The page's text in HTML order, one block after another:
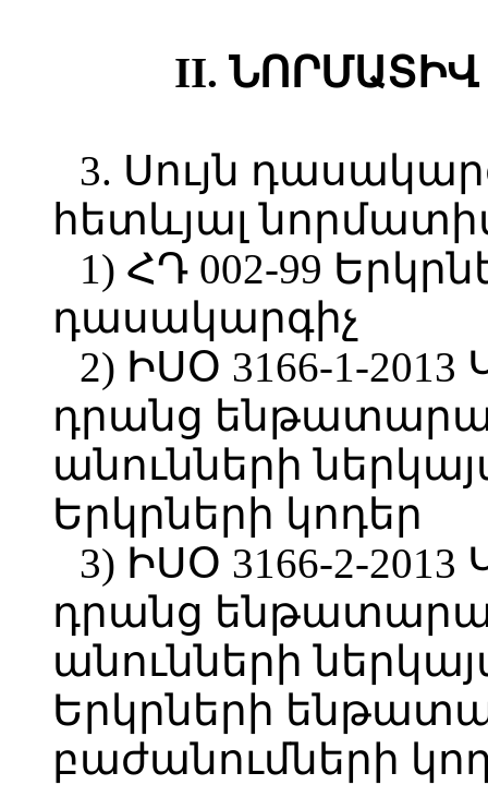
II.
3. Սույն
հետևյալ
1) ՀԴ 002-99
դասակարգիչ
2) ԻՍՕ 3166-1-
դրանց
անունների
Երկրների կոդեր
3) ԻՍՕ 3166-2-
դրանց
անունների
Երկրների
բաժանումների